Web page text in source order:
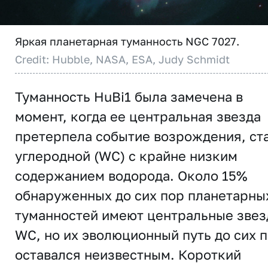
Яркая планетарная туманность NGC 7027.
Credit: Hubble, NASA, ESA, Judy Schmidt
Туманность HuBi1 была замечена в
момент, когда ее центральная звезда
претерпела событие возрождения,
углеродной (WC) с крайне низким
содержанием водорода. Около 15%
обнаруженных до сих пор
туманностей имеют центральные
WC, но их эволюционный путь до сих
оставался неизвестным. Короткий